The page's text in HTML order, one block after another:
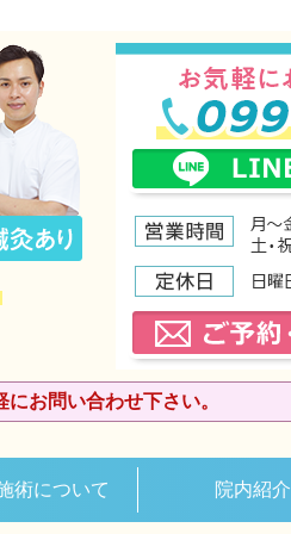
お問い合わせ下さい。
術について 院内紹介